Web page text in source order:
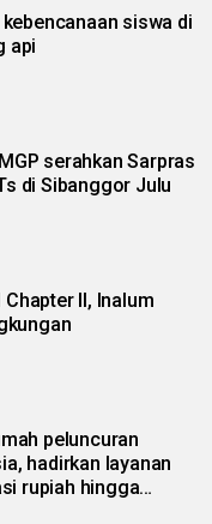
siswa di
api
serahkan Sarpras
di Sibanggor Julu
II, Inalum
peluncuran
hadirkan layanan
rupiah hingga